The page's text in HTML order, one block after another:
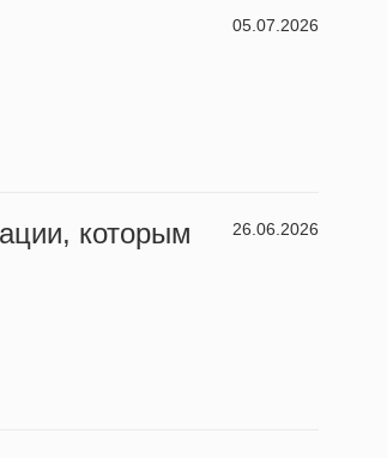
05.07.2026
которым
26.06.2026